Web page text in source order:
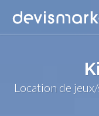
Location de